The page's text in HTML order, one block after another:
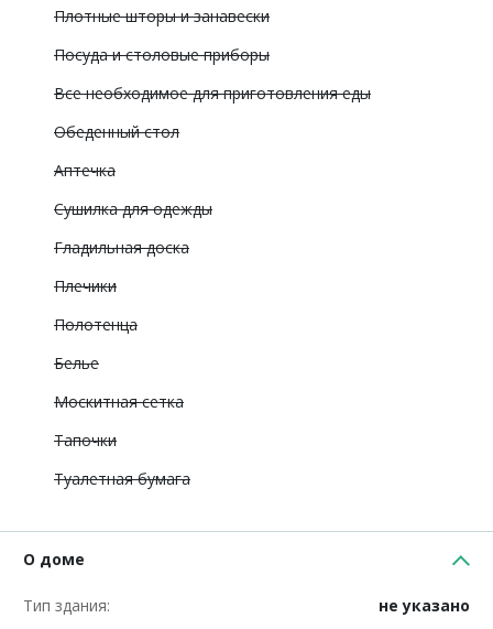
Плотные шторы и занавески
Посуда и столовые приборы
Все необходимое для приготовления еды
Обеденный стол
Аптечка
Сушилка для одежды
Гладильная доска
Плечики
Полотенца
Белье
Москитная сетка
Тапочки
Туалетная бумага
О доме
Тип здания:
не указано